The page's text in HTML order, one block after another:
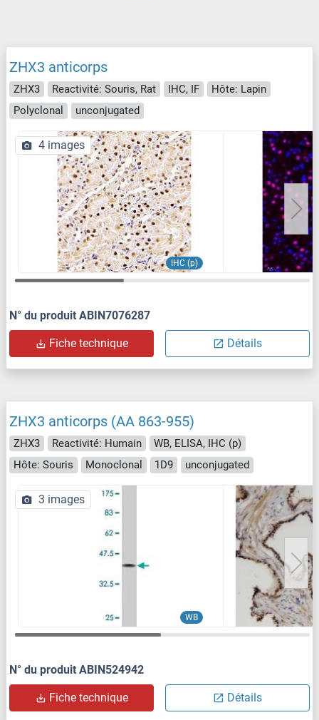
ZHX3 anticorps
ZHX3 Reactivité: Souris, Rat IHC, IF
Hôte: Lapin
Polyclonal
unconjugated
IHC (p)
4 images
N° du produit ABIN7076287
Fiche technique Détails
ZHX3 anticorps (AA 863-955)
ZHX3 Reactivité: Humain
WB, ELISA, IHC (p)
Hôte: Souris
Monoclonal 1D9 unconjugated
WB
3 images
N° du produit ABIN524942
Fiche technique Détails